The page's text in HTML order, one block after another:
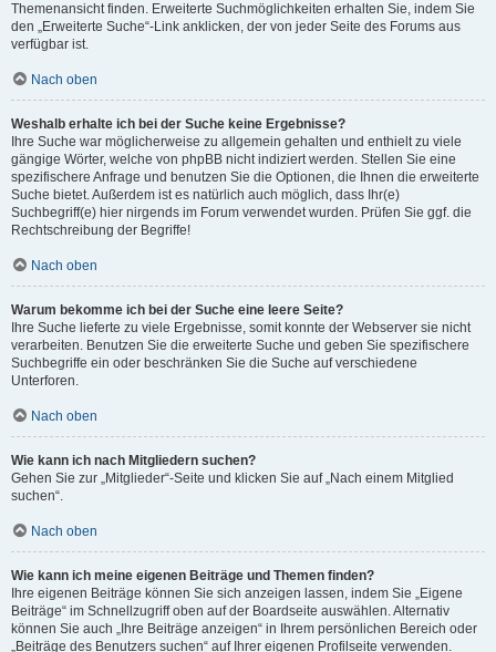
Themenansicht finden. Erweiterte Suchmöglichkeiten erhalten Sie, indem Sie
den „Erweiterte Suche“-Link anklicken, der von jeder Seite des Forums aus
verfügbar ist.
Nach oben
Weshalb erhalte ich bei der Suche keine Ergebnisse?
Ihre Suche war möglicherweise zu allgemein gehalten und enthielt zu viele
gängige Wörter, welche von phpBB nicht indiziert werden. Stellen Sie eine
spezifischere Anfrage und benutzen Sie die Optionen, die Ihnen die erweiterte
Suche bietet. Außerdem ist es natürlich auch möglich, dass Ihr(e)
Suchbegriff(e) hier nirgends im Forum verwendet wurden. Prüfen Sie ggf. die
Rechtschreibung der Begriffe!
Nach oben
Warum bekomme ich bei der Suche eine leere Seite?
Ihre Suche lieferte zu viele Ergebnisse, somit konnte der Webserver sie nicht
verarbeiten. Benutzen Sie die erweiterte Suche und geben Sie spezifischere
Suchbegriffe ein oder beschränken Sie die Suche auf verschiedene
Unterforen.
Nach oben
Wie kann ich nach Mitgliedern suchen?
Gehen Sie zur „Mitglieder“-Seite und klicken Sie auf „Nach einem Mitglied
suchen“.
Nach oben
Wie kann ich meine eigenen Beiträge und Themen finden?
Ihre eigenen Beiträge können Sie sich anzeigen lassen, indem Sie „Eigene
Beiträge“ im Schnellzugriff oben auf der Boardseite auswählen. Alternativ
können Sie auch „Ihre Beiträge anzeigen“ in Ihrem persönlichen Bereich oder
„Beiträge des Benutzers suchen“ auf Ihrer eigenen Profilseite verwenden.